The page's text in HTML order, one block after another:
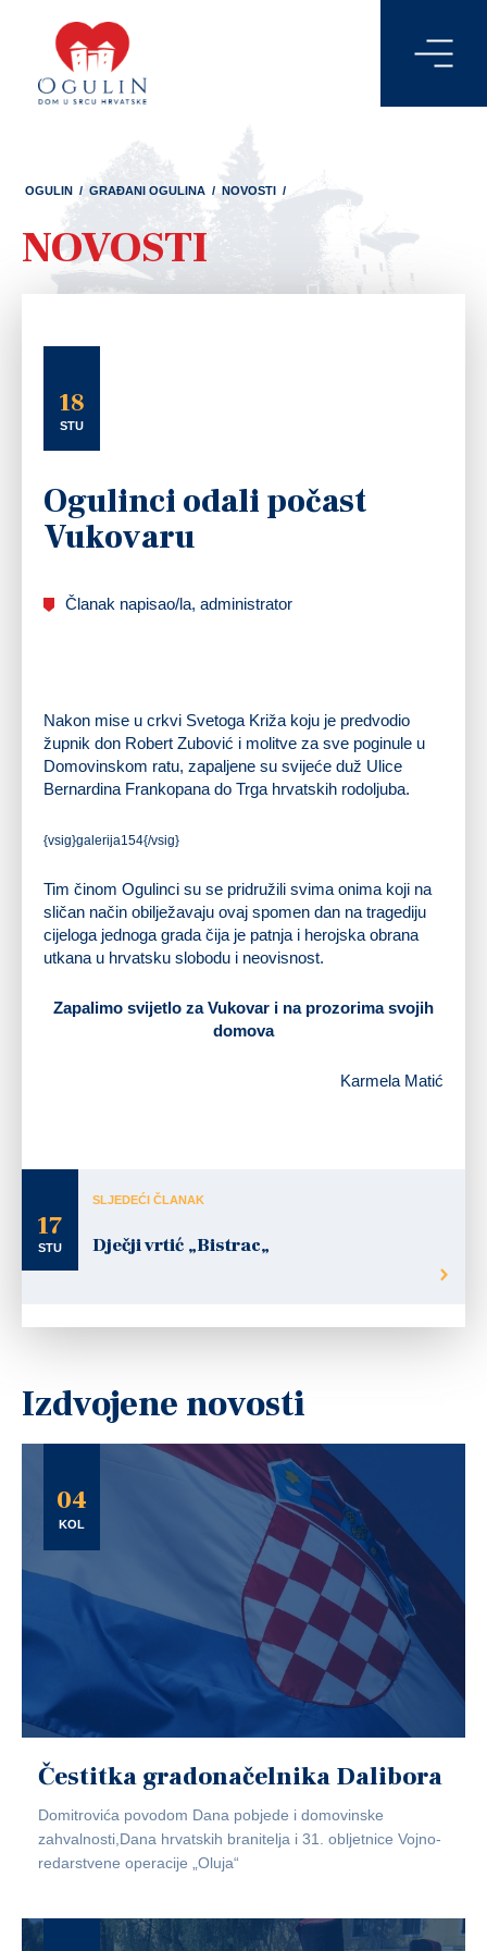
OGULIN / GRAĐANI OGULINA / NOVOSTI /
NOVOSTI
18
STU
Ogulinci odali počast
Vukovaru
Članak napisao/la, administrator
Nakon mise u crkvi Svetoga Križa koju je predvodio
župnik don Robert Zubović i molitve za sve poginule u
Domovinskom ratu, zapaljene su svijeće duž Ulice
Bernardina Frankopana do Trga hrvatskih rodoljuba.
{vsig}galerija154{/vsig}
Tim činom Ogulinci su se pridružili svima onima koji na
sličan način obilježavaju ovaj spomen dan na tragediju
cijeloga jednoga grada čija je patnja i herojska obrana
utkana u hrvatsku slobodu i neovisnost.
Zapalimo svijetlo za Vukovar i na prozorima svojih
domova
Karmela Matić
17
STU
SLJEDEĆI ČLANAK
Dječji vrtić „Bistrac„
Izdvojene novosti
04
KOL
Čestitka gradonačelnika Dalibora
Domitrovića povodom Dana pobjede i domovinske
zahvalnosti,Dana hrvatskih branitelja i 31. obljetnice Vojno-
redarstvene operacije „Oluja“